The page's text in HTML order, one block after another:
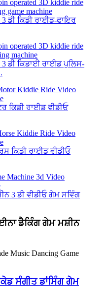
ਡੀ ਕਿਡੀ ਰਾਈਡ-ਫਾਇਰ
3 ਡੀ ਕਿਡਾਈ ਰਾਈਡ ਪੁਲਿਸ-
ਕਿਡੀ ਰਾਈਡ ਵੀਡੀਓ
ਕਿਡੀ ਰਾਈਡ ਵੀਡੀਓ
3 ਡੀ ਵੀਡੀਓ ਗੇਮ ਸਵਿੰਗ
ਡੈਕਿੰਗ ਗੇਮ ਮਸ਼ੀਨ
ਸੰਗੀਤ ਡਾਂਸਿੰਗ ਗੇਮ